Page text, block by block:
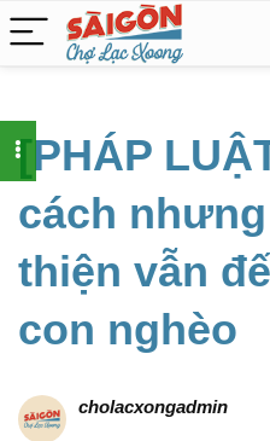
[PHÁP
cách
thiện vẫn
con nghèo
cholacxongadmin